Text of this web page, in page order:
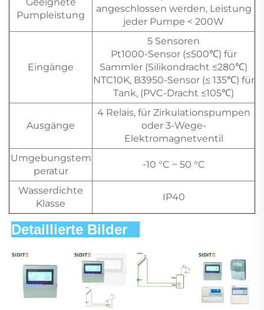
Pumpleistung
angeschlossen werden, Leistung
jeder Pumpe < 200W
Eingänge
5 Sensoren
Pt1000-Sensor (≤500℃) für
Sammler (Silikondracht ≤280℃)
NTC10K, B3950-Sensor (≤ 135℃) für
Tank, (PVC-Dracht ≤105℃)
Ausgänge
4 Relais, für Zirkulationspumpen
oder 3-Wege-
Elektromagnetventil
Umgebungstem
peratur
-10 °C ~ 50 °C
Wasserdichte
Klasse
IP40
Detaillierte Bilder